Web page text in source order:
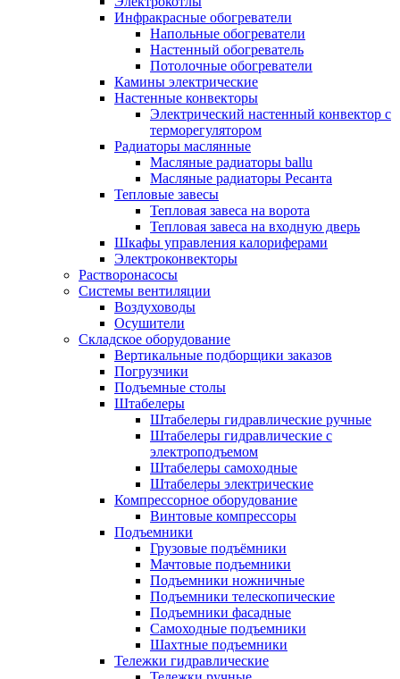
Инфракрасные обогреватели
Напольные обогреватели
Настенный обогреватель
Потолочные обогреватели
Камины электрические
Настенные конвекторы
Электрический настенный конвектор с
терморегулятором
Радиаторы маслянные
Масляные радиаторы ballu
Масляные радиаторы Ресанта
Тепловые завесы
Тепловая завеса на ворота
Тепловая завеса на входную дверь
Шкафы управления калориферами
Электроконвекторы
Растворонасосы
Системы вентиляции
Воздуховоды
Осушители
Складское оборудование
Вертикальные подборщики заказов
Погрузчики
Подъемные столы
Штабелеры
Штабелеры гидравлические ручные
Штабелеры гидравлические с
электроподъемом
Штабелеры самоходные
Штабелеры электрические
Компрессорное оборудование
Винтовые компрессоры
Подъемники
Грузовые подъёмники
Мачтовые подъемники
Подъемники ножничные
Подъемники телескопические
Подъемники фасадные
Самоходные подъемники
Шахтные подъемники
Тележки гидравлические